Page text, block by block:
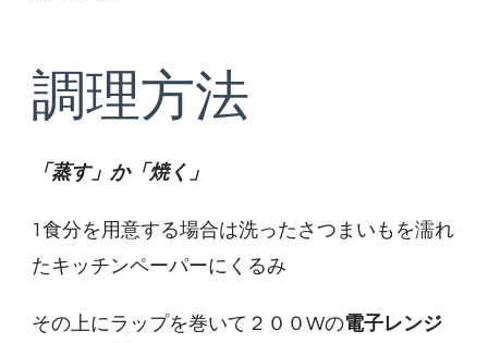
調理方法
「蒸す」か「焼く」
1食分を用意する場合は洗ったさつまいもを濡れ
たキッチンペーパーにくるみ
その上にラップを巻いて２００Wの電子レンジ